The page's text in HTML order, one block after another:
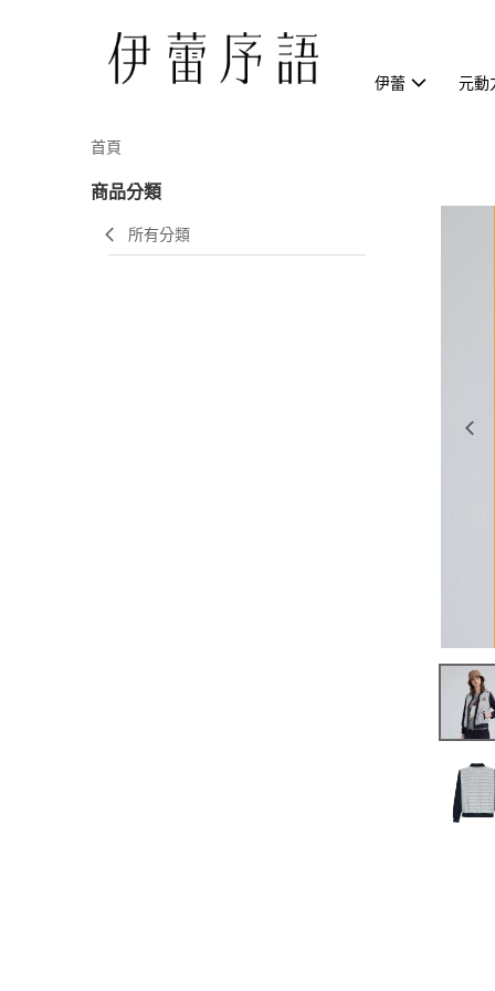
伊蕾 元動
首頁
商品分類
所有分類